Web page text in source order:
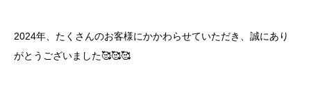
2024年、たくさんのお客様にかかわらせていただき、誠にあり
がとうございました🥰🥰🥰